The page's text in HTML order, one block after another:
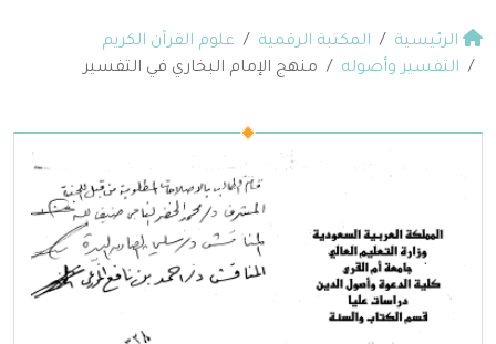
الرئيسية المكتبة الرقمية
علوم القرآن الكريم
التفسير وأصوله
منهج الإمام البخاري في التفسير